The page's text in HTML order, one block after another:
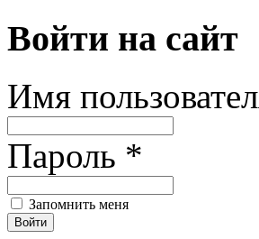
Войти на сайт
Имя
Пароль *
Запомнить меня